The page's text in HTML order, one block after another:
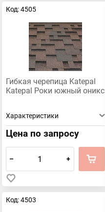
Код: 4505
Гибкая черепица Katepal
Katepal Роки южный оникс
Характеристики
Цена по запросу
– +
Код: 4503